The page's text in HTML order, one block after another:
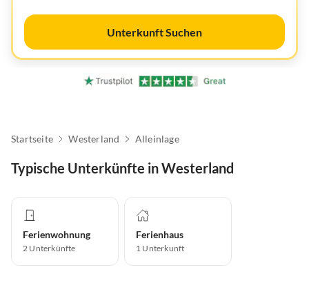
Unterkunft Suchen
Startseite Westerland Alleinlage
Typische Unterkünfte in Westerland
Ferienwohnung
2 Unterkünfte
Ferienhaus
1 Unterkunft